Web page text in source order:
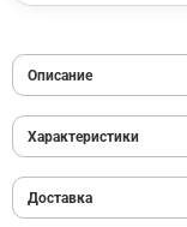
Описание
Характеристики
Доставка